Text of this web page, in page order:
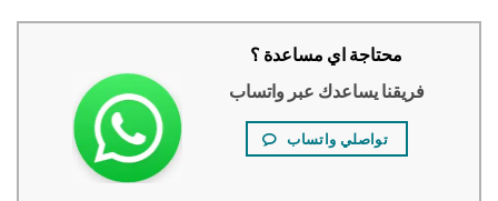
محتاجة اي مساعدة ؟
فريقنا يساعدك عبر واتساب
تواصلي واتساب